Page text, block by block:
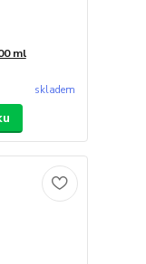
ml
skladem